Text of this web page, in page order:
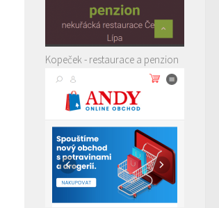
Kopeček - restaurace a penzion